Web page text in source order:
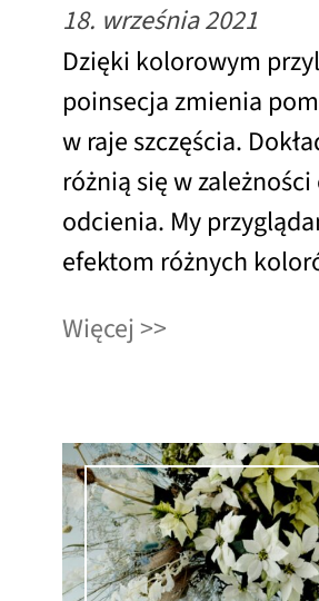
18. września 2021
Dzięki kolorowym
poinsecja zmienia
w raje szczęścia.
różnią się w zależności
odcienia. My
efektom różnych
Więcej